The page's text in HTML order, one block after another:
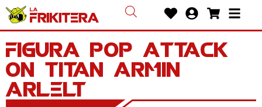
contenido
HeartUser-
circlecart
Bars
Figura POP Attack
on Titan Armin
Arlelt